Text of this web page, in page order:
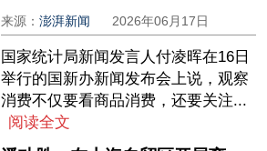
来源：澎湃新闻 2026年06月17日
国家统计局新闻发言人付凌晖在16日
举行的国新办新闻发布会上说，观察
消费不仅要看商品消费，还要关注...
阅读全文